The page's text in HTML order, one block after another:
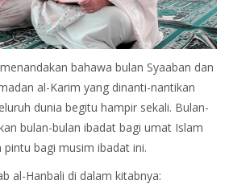
bahawa bulan Syaaban dan
al-Karim yang dinanti-nantikan
dunia begitu hampir sekali. Bulan-
bulan-bulan ibadat bagi umat Islam
pintu bagi musim ibadat ini.
al-Hanbali di dalam kitabnya: